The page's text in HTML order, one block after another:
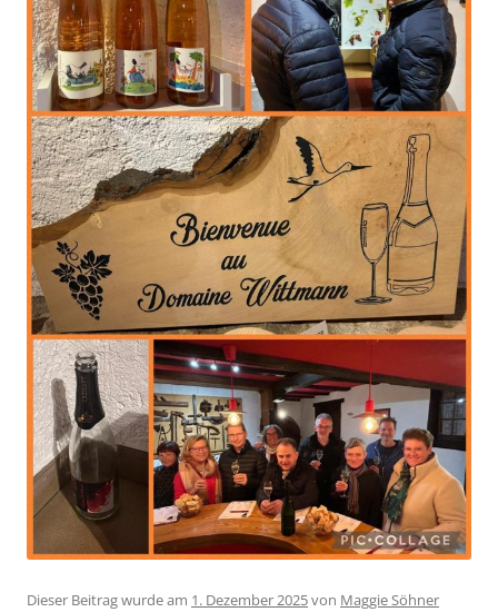
Dieser Beitrag wurde am 1. Dezember 2025von Maggie Söhner